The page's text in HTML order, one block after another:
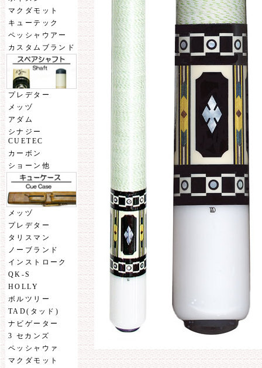
マクダモット
キューテック
ペッシャウアー
カスタムブランド
プレデター
メッヅ
アダム
シナジー
CUETEC
カーボン
ショーン他
メッヅ
プレデター
タリスマン
ノーブランド
インストローク
QK-S
HOLLY
ボルツリー
TAD(タッド)
ナビゲーター
3 セカンズ
ペッシャウァ
マクダモット